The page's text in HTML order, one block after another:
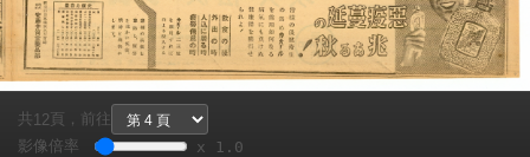
共 12頁， 前往
影像倍率
x 1.0